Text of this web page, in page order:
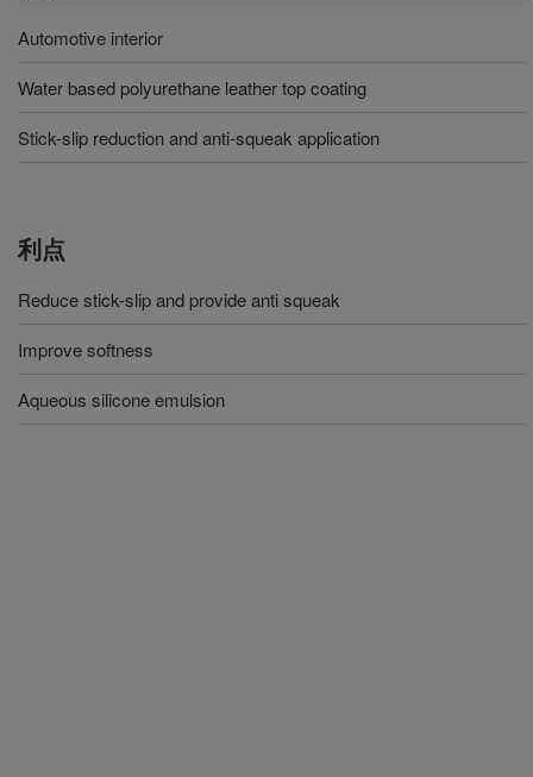
Automotive interior
Water based polyurethane leather top coating
Stick-slip reduction and anti-squeak application
利点
Reduce stick-slip and provide anti squeak
Improve softness
Aqueous silicone emulsion